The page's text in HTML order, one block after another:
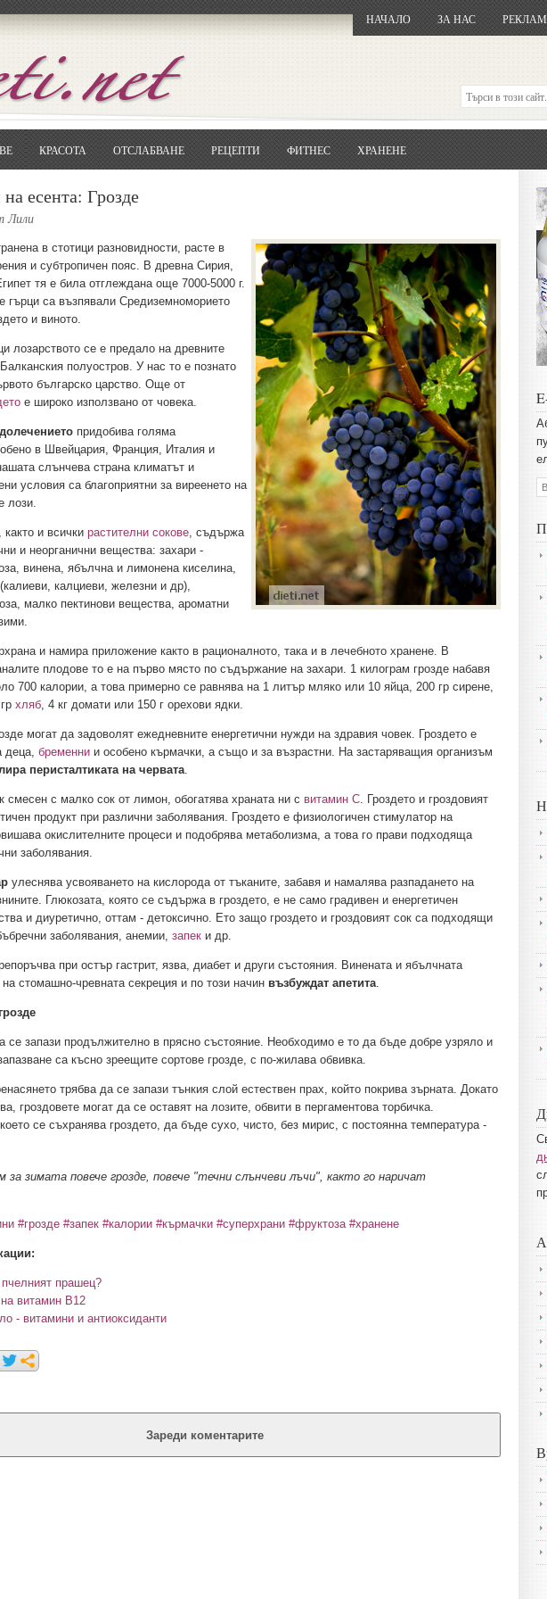
НАЧАЛО ЗА НАС
КРАСОТА ОТСЛАБВАНЕ РЕЦЕПТИ ФИТНЕС ХРАНЕНЕ
есента: Грозде
Лили
в стотици разновидности, расте в
и субтропичен пояс. В древна Сирия,
тя е била отглеждана още 7000-5000 г.
гърци са възпявали Средиземноморието
и виното.
лозарството се е предало на древните
полуостров. У нас то е познато
българско царство. Още от
е широко използвано от човека.
придобива голяма
в Швейцария, Франция, Италия и
слънчева страна климатът и
условия са благоприятни за виреенето на
лози.
, както и всички растителни сокове, съдържа
и неорганични вещества: захари -
винена, ябълчна и лимонена киселина,
калциеви, железни и др),
малко пектинови вещества, ароматни
и намира приложение както в рационалното, така и в лечебното хранене. В
плодове то е на първо място по съдържание на захари. 1 килограм грозде набавя
700 калории, а това примерно се равнява на 1 литър мляко или 10 яйца, 200 гр сирене,
хляб, 4 кг домати или 150 г орехови ядки.
могат да задоволят ежедневните енергетични нужди на здравия човек. Гроздето е
деца, бременни и особено кърмачки, а също и за възрастни. На застаряващия организъм
перисталтиката на червата.
смесен с малко сок от лимон, обогатява храната ни с витамин С. Гроздето и гроздовият
продукт при различни заболявания. Гроздето е физиологичен стимулатор на
окислителните процеси и подобрява метаболизма, а това го прави подходяща
заболявания.
улеснява усвояването на кислорода от тъканите, забавя и намалява разпадането на
Глюкозата, която се съдържа в гроздето, е не само градивен и енергетичен
и диуретично, оттам - детоксично. Ето защо гроздето и гроздовият сок са подходящи
заболявания, анемии, запек и др.
при остър гастрит, язва, диабет и други състояния. Винената и ябълчната
стомашно-чревната секреция и по този начин възбуждат апетита.
се запази продължително в прясно състояние. Необходимо е то да бъде добре узряло и
са късно зреещите сортове грозде, с по-жилава обвивка.
трябва да се запази тънкия слой естествен прах, който покрива зърната. Докато
гроздовете могат да се оставят на лозите, обвити в пергаментова торбичка.
се съхранява гроздето, да бъде сухо, чисто, без мирис, с постоянна температура -
за зимата повече грозде, повече "течни слънчеви лъчи", както го наричат
#грозде #запек #калории #кърмачки #суперхрани #фруктоза #хранене
прашец?
витамин В12
- витамини и антиоксиданти
Зареди коментарите
ОтворетеGoogle.bg
... и я въведете в полето:
Сваляне